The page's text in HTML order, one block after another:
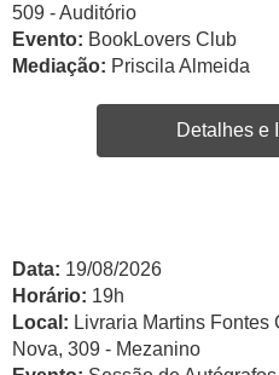
509 - Auditório
Evento: BookLovers Club
Mediação: Priscila Almeida
Detalhes e
Data: 19/08/2026
Horário: 19h
Local: Livraria Martins Fontes
Nova, 309 - Mezanino